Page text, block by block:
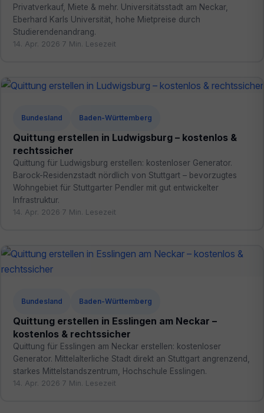
Privatverkauf, Miete & mehr. Universitätsstadt am Neckar,
Eberhard Karls Universität, hohe Mietpreise durch
Studierendenandrang.
14. Apr. 2026 7 Min. Lesezeit
Bundesland Baden-Württemberg
Quittung erstellen in Ludwigsburg – kostenlos &
rechtssicher
Quittung für Ludwigsburg erstellen: kostenloser Generator.
Barock-Residenzstadt nördlich von Stuttgart – bevorzugtes
Wohngebiet für Stuttgarter Pendler mit gut entwickelter
Infrastruktur.
14. Apr. 2026 7 Min. Lesezeit
Bundesland Baden-Württemberg
Quittung erstellen in Esslingen am Neckar –
kostenlos & rechtssicher
Quittung für Esslingen am Neckar erstellen: kostenloser
Generator. Mittelalterliche Stadt direkt an Stuttgart angrenzend,
starkes Mittelstandszentrum, Hochschule Esslingen.
14. Apr. 2026 7 Min. Lesezeit